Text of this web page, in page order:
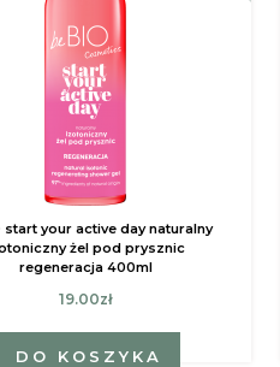
start your active day naturalny
żel pod prysznic
regeneracja 400ml
19.00zł
DO KOSZYKA